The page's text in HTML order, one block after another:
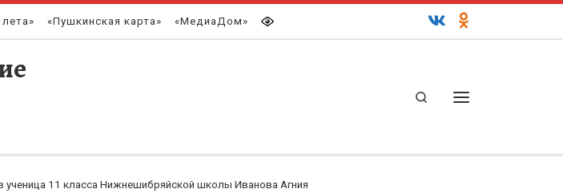
«Пушкинская карта» «МедиаДом»
Search
11 класса Нижнешибряйской школы Иванова Агния